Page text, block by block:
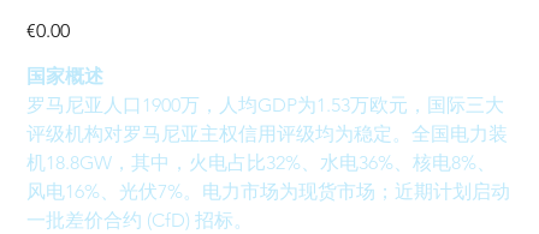
€0.00
国家概述
罗马尼亚人口1900万，人均GDP为1.53万欧元，国际三大
评级机构对罗马尼亚主权信用评级均为稳定。全国电力装
机18.8GW，其中，火电占比32%、水电36%、核电8%、
风电16%、光伏7%。电力市场为现货市场；近期计划启动
一批差价合约 (CfD) 招标。